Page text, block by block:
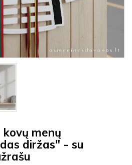
menų
diržas" - su